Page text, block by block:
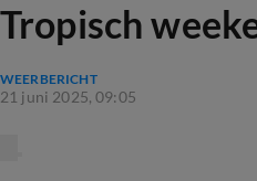
Tropisch
WEERBERICHT
21 juni 2025, 09:05